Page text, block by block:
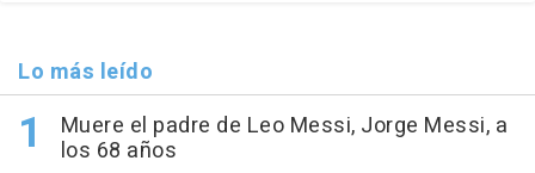
Lo más leído
Muere el padre de Leo Messi, Jorge Messi, a
los 68 años